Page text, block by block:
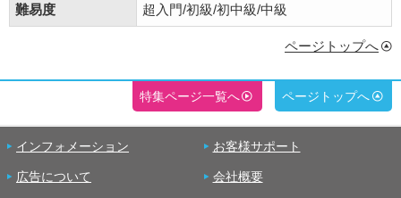
難易度 超入門/初級/初中級/中級
ページトップへ
特集ページ一覧へ ページトップへ
インフォメーション お客様サポート
広告について 会社概要